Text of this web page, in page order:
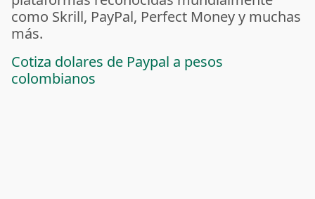
como Skrill, PayPal, Perfect Money y muchas
más.
Cotiza dolares de Paypal a pesos
colombianos